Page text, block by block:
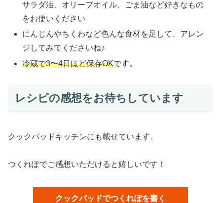
サラダ油、オリーブオイル、ごま油など好きなもの
をお使いください
にんじんやちくわなど色んな食材を足して、アレン
ジしてみてくださいね♪
冷蔵で3〜4日ほど保存OKです。
レシピの感想をお待ちしています
クックパッドキッチンにも載せています。
つくれぽでご感想いただけると嬉しいです！
クックパッドでつくれぽを書く